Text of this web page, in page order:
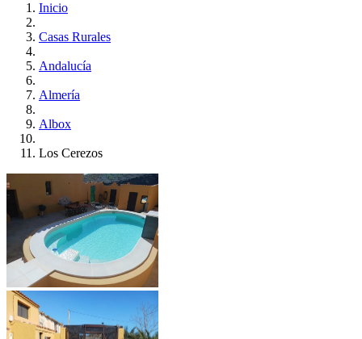
Inicio
Casas Rurales
Andalucía
Almería
Albox
Los Cerezos